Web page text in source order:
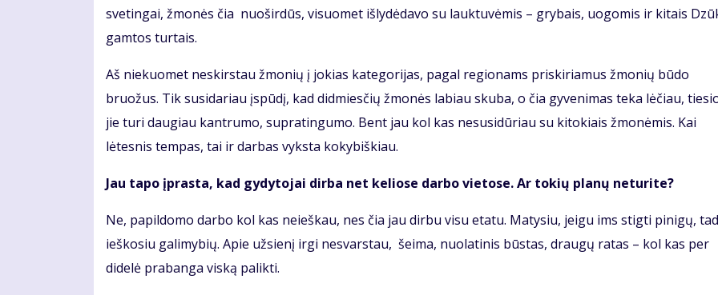
svetingai, žmonės čia nuoširdūs, visuomet išlydėdavo su lauktuvėmis – grybais, uogomis ir kitais
gamtos turtais.
Aš niekuomet neskirstau žmonių į jokias kategorijas, pagal regionams priskiriamus žmonių būdo
bruožus. Tik susidariau įspūdį, kad didmiesčių žmonės labiau skuba, o čia gyvenimas teka lėčiau,
jie turi daugiau kantrumo, supratingumo. Bent jau kol kas nesusidūriau su kitokiais žmonėmis. Kai
lėtesnis tempas, tai ir darbas vyksta kokybiškiau.
Jau tapo įprasta, kad gydytojai dirba net keliose darbo vietose. Ar tokių planų neturite?
Ne, papildomo darbo kol kas neieškau, nes čia jau dirbu visu etatu. Matysiu, jeigu ims stigti pinigų,
ieškosiu galimybių. Apie užsienį irgi nesvarstau, šeima, nuolatinis būstas, draugų ratas – kol kas per
didelė prabanga viską palikti.